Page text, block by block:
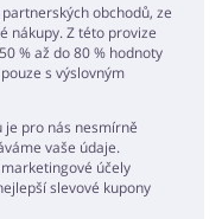
obchodů, ze
nákupy. Z této provize
% až do 80 % hodnoty
s výslovným
je pro nás nesmírně
vaše údaje.
účely
slevové kupony